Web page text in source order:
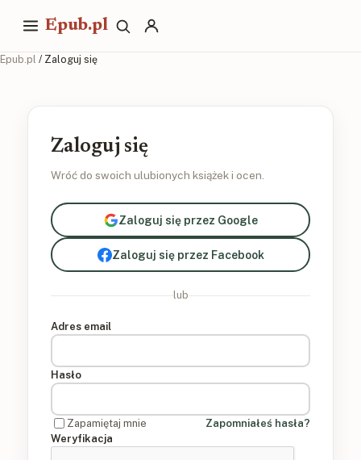
Epub.pl
Epub.pl / Zaloguj się
Zaloguj się
Wróć do swoich ulubionych książek i ocen.
Zaloguj się przez Google
Zaloguj się przez Facebook
lub
Adres email
Hasło
Zapamiętaj mnie
Zapomniałeś hasła?
Weryfikacja